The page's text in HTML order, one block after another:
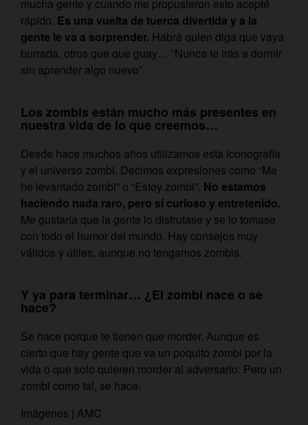
mucha gente y cuando me propusieron esto acepté
rápido. Es una vuelta de tuerca divertida y a la
gente le va a sorprender. Habrá quien diga que vaya
burrada, otros que que guay… “Nunca te irás a dormir
sin aprender algo nuevo”.
Los zombis están mucho más presentes en
nuestra vida de lo que creemos…
Desde hace muchos años utilizamos esta iconografía
y el universo zombi. Decimos expresiones como “Me
he levantado zombi” o “Estoy zombi”. No estamos
haciendo nada raro, pero sí curioso y entretenido.
Me gustaría que la gente lo disfrutase y se lo tomase
con todo el humor del mundo. Hay consejos muy
válidos y útiles, aunque no tengamos zombis.
Y ya para terminar… ¿El zombi nace o se
hace?
Se hace porque te tienen que morder. Aunque es
cierto que hay gente que va un poquito zombi por la
vida o que solo quieren morder al adversario. Pero un
zombi como tal, se hace.
Imágenes | AMC